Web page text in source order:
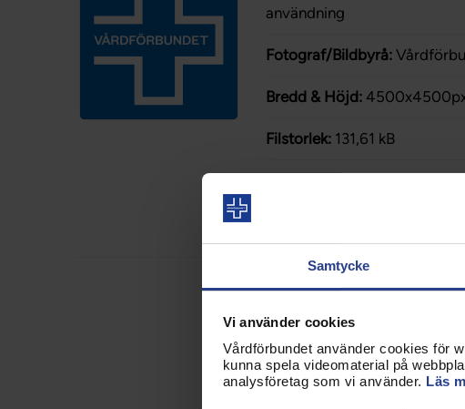
Samtycke
Vi använder cookies
Vårdförbundet använder cookies för
kunna spela videomaterial på
analysföretag som vi använder. Läs
användning
Fotograf/Bildbyrå:
Bredd & Höjd:
Filstorlek: 131,61 kB
Vårdförbundets logotype
Fotograf/Bildbyrå: